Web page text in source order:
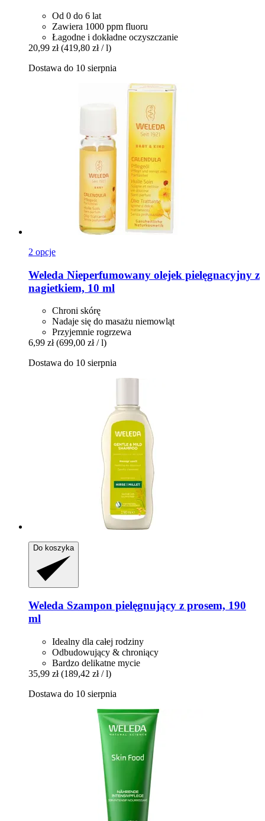
Od 0 do 6 lat
Zawiera 1000 ppm fluoru
Łagodne i dokładne oczyszczanie
20,99 zł (419,80 zł / l)
Dostawa do 10 sierpnia
2 opcje
Weleda Nieperfumowany olejek pielęgnacyjny z
nagietkiem, 10 ml
Chroni skórę
Nadaje się do masażu niemowląt
Przyjemnie rogrzewa
6,99 zł (699,00 zł / l)
Dostawa do 10 sierpnia
Do koszyka
Weleda Szampon pielęgnujący z prosem, 190
ml
Idealny dla całej rodziny
Odbudowujący & chroniący
Bardzo delikatne mycie
35,99 zł (189,42 zł / l)
Dostawa do 10 sierpnia